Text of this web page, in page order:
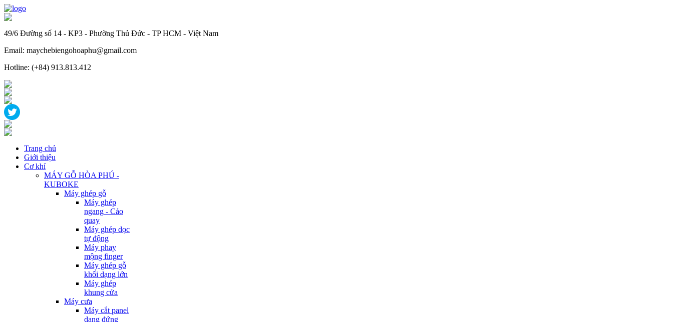
49/6 Đường số 14 - KP3 - Phường Thủ Đức - TP HCM - Việt Nam
Email: maychebiengohoaphu@gmail.com
Hotline: (+84) 913.813.412
Trang chủ
Giới thiệu
Cơ khí
MÁY GỖ HÒA PHÚ -
KUBOKE
Máy ghép gỗ
Máy ghép
ngang - Cảo
quay
Máy ghép dọc
tự động
Máy phay
mộng finger
Máy ghép gỗ
khối dạng lớn
Máy ghép
khung cửa
Máy cưa
Máy cắt panel
dạng đứng